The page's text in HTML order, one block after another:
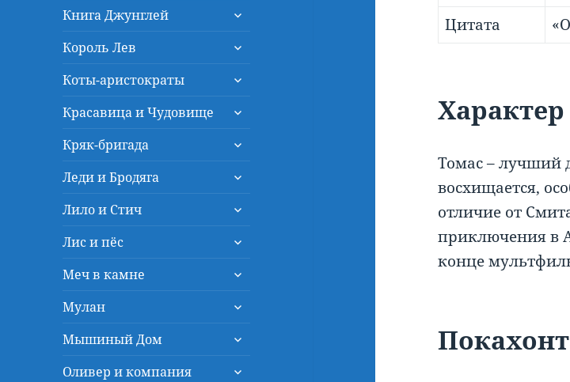
меню
Книга Джунглей
раскрыть
меню
Король Лев
раскрыть
меню
Коты-аристократы
раскрыть
меню
Красавица и Чудовище
раскрыть
меню
Кряк-бригада
раскрыть
меню
Леди и Бродяга
раскрыть
меню
Лило и Стич
раскрыть
меню
Лис и пёс
раскрыть
меню
Меч в камне
раскрыть
меню
Мулан
раскрыть
меню
Мышиный Дом
раскрыть
меню
Оливер и компания
раскрыть
Цитата
Характер
Томас – лучший
восхищается,
отличие от
приключения в
конце